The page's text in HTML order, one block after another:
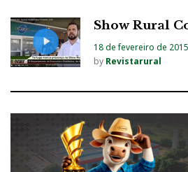
Show Rural
18 de fevereiro de 2015
by Revistarural